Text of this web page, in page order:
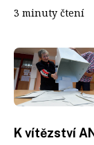
3 minuty čtení
K vítězství